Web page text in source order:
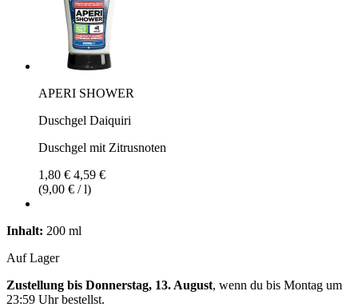
APERI SHOWER
Duschgel Daiquiri
Duschgel mit Zitrusnoten
1,80 € 4,59 €
(9,00 € / l)
Inhalt: 200 ml
Auf Lager
Zustellung bis Donnerstag, 13. August, wenn du bis Montag um
23:59 Uhrbestellst.